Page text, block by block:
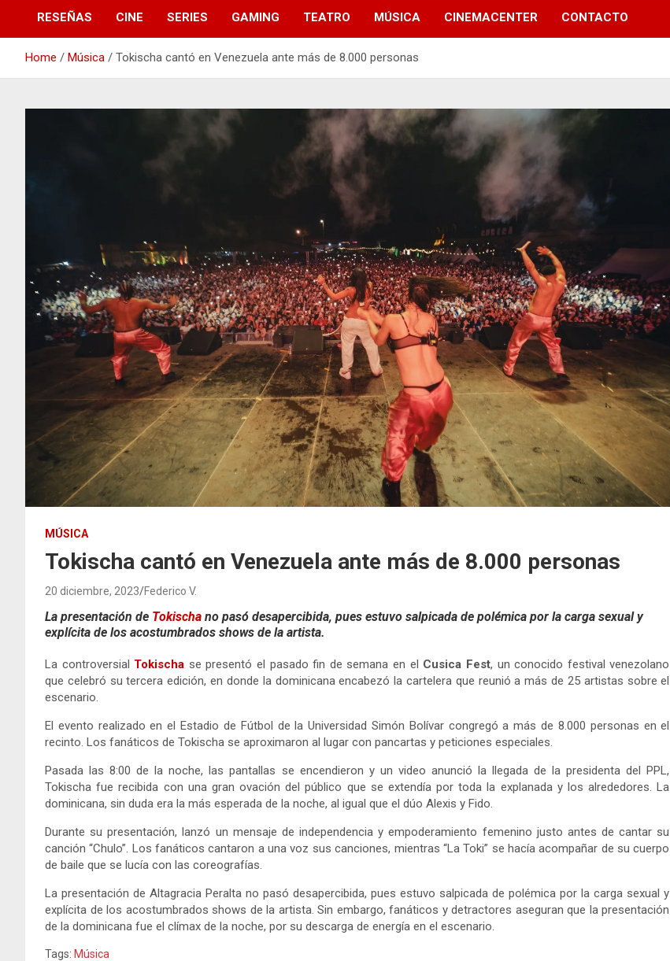
RESEÑAS CINE SERIES GAMING TEATRO MÚSICA CINEMACENTER CONTACTO
Home Música Tokischa cantó en Venezuela ante más de 8.000 personas
MÚSICA
Tokischa cantó en Venezuela ante más de 8.000 personas
20 diciembre, 2023 Federico V.
La presentación de Tokischa no pasó desapercibida, pues estuvo salpicada de polémica por la carga sexual y
explícita de los acostumbrados shows de la artista.
La controversial Tokischa se presentó el pasado fin de semana en el Cusica Fest, un conocido festival venezolano
que celebró su tercera edición, en donde la dominicana encabezó la cartelera que reunió a más de 25 artistas sobre el
escenario.
El evento realizado en el Estadio de Fútbol de la Universidad Simón Bolívar congregó a más de 8.000 personas en el
recinto. Los fanáticos de Tokischa se aproximaron al lugar con pancartas y peticiones especiales.
Pasada las 8:00 de la noche, las pantallas se encendieron y un video anunció la llegada de la presidenta del PPL,
Tokischa fue recibida con una gran ovación del público que se extendía por toda la explanada y los alrededores. La
dominicana, sin duda era la más esperada de la noche, al igual que el dúo Alexis y Fido.
Durante su presentación, lanzó un mensaje de independencia y empoderamiento femenino justo antes de cantar su
canción “Chulo”. Los fanáticos cantaron a una voz sus canciones, mientras “La Toki” se hacía acompañar de su cuerpo
de baile que se lucía con las coreografías.
La presentación de Altagracia Peralta no pasó desapercibida, pues estuvo salpicada de polémica por la carga sexual y
explícita de los acostumbrados shows de la artista. Sin embargo, fanáticos y detractores aseguran que la presentación
de la dominicana fue el clímax de la noche, por su descarga de energía en el escenario.
Tags: Música